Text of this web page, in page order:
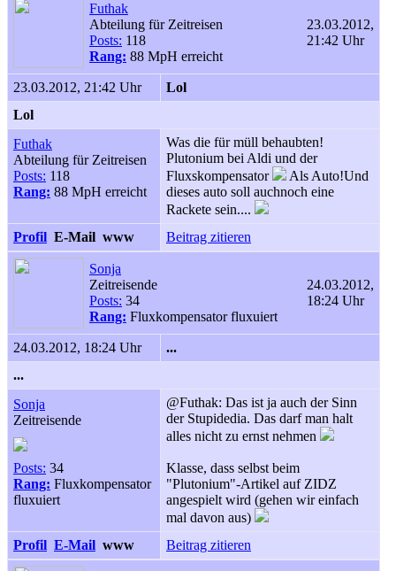
Futhak
Abteilung für Zeitreisen
Posts: 118
Rang: 88 MpH erreicht
23.03.2012,
21:42 Uhr
23.03.2012, 21:42 Uhr
Lol
Lol
Futhak
Abteilung für Zeitreisen
Posts: 118
Rang: 88 MpH erreicht
Was die für müll behaubten!
Plutonium bei Aldi und der
Fluxskompensator
Als Auto!Und
dieses auto soll auchnoch eine
Rackete sein....
Profil E-Mail www Beitrag zitieren
Sonja
Zeitreisende
Posts: 34
Rang: Fluxkompensator fluxuiert
24.03.2012,
18:24 Uhr
24.03.2012, 18:24 Uhr
...
...
Sonja
Zeitreisende
Posts: 34
Rang: Fluxkompensator
fluxuiert
@Futhak: Das ist ja auch der Sinn
der Stupidedia. Das darf man halt
alles nicht zu ernst nehmen
Klasse, dass selbst beim
"Plutonium"-Artikel auf ZIDZ
angespielt wird (gehen wir einfach
mal davon aus)
Profil E-Mail www Beitrag zitieren